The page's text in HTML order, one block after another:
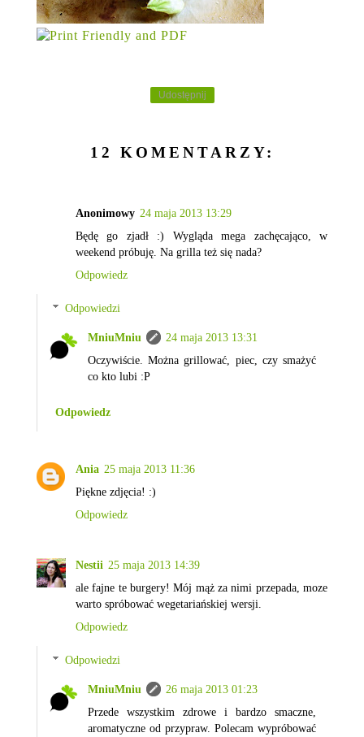
Udostępnij
12 KOMENTARZY:
Anonimowy 24 maja 2013 13:29
Będę go zjadł :) Wygląda mega zachęcająco, w
weekend próbuję. Na grilla też się nada?
Odpowiedz
Odpowiedzi
MniuMniu
24 maja 2013 13:31
Oczywiście. Można grillować, piec, czy smażyć
co kto lubi :P
Odpowiedz
Ania 25 maja 2013 11:36
Piękne zdjęcia! :)
Odpowiedz
Nestii 25 maja 2013 14:39
ale fajne te burgery! Mój mąż za nimi przepada, moze
warto spróbować wegetariańskiej wersji.
Odpowiedz
Odpowiedzi
MniuMniu
26 maja 2013 01:23
Przede wszystkim zdrowe i bardzo smaczne,
aromatyczne od przypraw. Polecam wypróbować